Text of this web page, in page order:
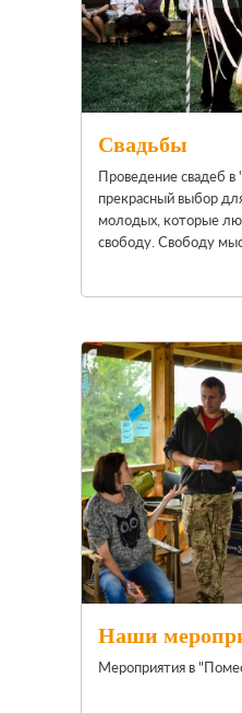
Свадьбы
Проведение свадеб в
прекрасный выбор
молодых, которые
свободу. Свободу
Наши
Мероприятия в